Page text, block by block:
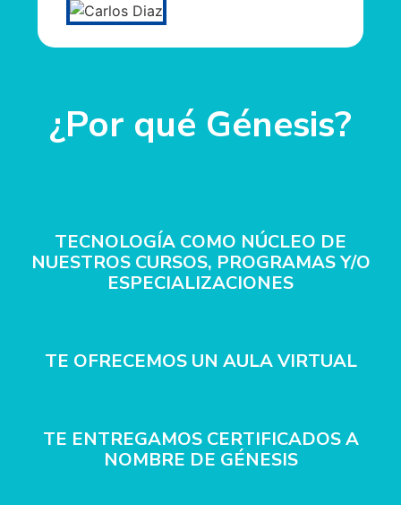
¿Por qué Génesis?
TECNOLOGÍA COMO NÚCLEO DE
NUESTROS CURSOS, PROGRAMAS Y/O
ESPECIALIZACIONES
TE OFRECEMOS UN AULA VIRTUAL
TE ENTREGAMOS CERTIFICADOS A
NOMBRE DE GÉNESIS